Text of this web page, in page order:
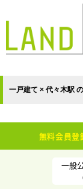
一戸建て × 代々木駅
無料会員登
一般